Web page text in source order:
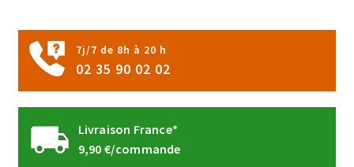
7j/7 de 8h à 20 h
02 35 90 02 02
Livraison France*
9,90 €/commande